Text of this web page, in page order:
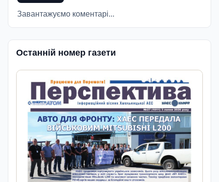
Завантажуємо коментарі...
Останній номер газети